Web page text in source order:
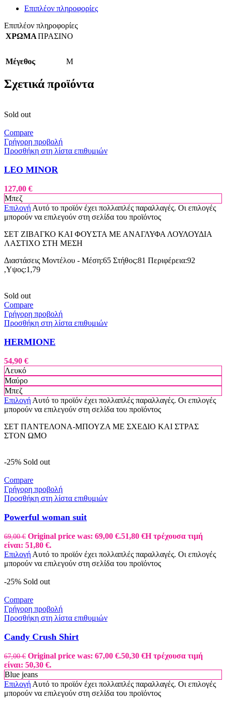
Επιπλέον πληροφορίες
Επιπλέον πληροφορίες
ΧΡΩΜΑΠΡΑΣΙΝΟ
Μέγεθος M
Σχετικά προϊόντα
Sold out
Compare
Γρήγορη προβολή
Προσθήκη στη λίστα επιθυμιών
LEO MINOR
127,00 €
Μπεζ
Επιλογή Αυτό το προϊόν έχει πολλαπλές παραλλαγές. Οι επιλογές
μπορούν να επιλεγούν στη σελίδα του προϊόντος
ΣΕΤ ΖΙΒΑΓΚΟ ΚΑΙ ΦΟΥΣΤΑ ΜΕ ΑΝΑΓΛΥΦΑ ΛΟΥΛΟΥΔΙΑ
ΛΑΣΤΙΧΟ ΣΤΗ ΜΕΣΗ
Διαστάσεις Μοντέλου - Μέση:65 Στήθος:81 Περιφέρεια:92
,Υψος:1,79
Sold out
Compare
Γρήγορη προβολή
Προσθήκη στη λίστα επιθυμιών
HERMIONE
54,90 €
Λευκό
Μαύρο
Μπεζ
Επιλογή Αυτό το προϊόν έχει πολλαπλές παραλλαγές. Οι επιλογές
μπορούν να επιλεγούν στη σελίδα του προϊόντος
ΣΕΤ ΠΑΝΤΕΛΟΝΑ-ΜΠΟΥΖΑ ΜΕ ΣΧΕΔΙΟ ΚΑΙ ΣΤΡΑΣ
ΣΤΟΝ ΩΜΟ
-25% Sold out
Compare
Γρήγορη προβολή
Προσθήκη στη λίστα επιθυμιών
Powerful woman suit
69,00€ Original price was: 69,00 €.51,80 €Η τρέχουσα τιμή
είναι: 51,80 €.
Επιλογή Αυτό το προϊόν έχει πολλαπλές παραλλαγές. Οι επιλογές
μπορούν να επιλεγούν στη σελίδα του προϊόντος
-25% Sold out
Compare
Γρήγορη προβολή
Προσθήκη στη λίστα επιθυμιών
Candy Crush Shirt
67,00€ Original price was: 67,00 €.50,30 €Η τρέχουσα τιμή
είναι: 50,30 €.
Blue jeans
Επιλογή Αυτό το προϊόν έχει πολλαπλές παραλλαγές. Οι επιλογές
μπορούν να επιλεγούν στη σελίδα του προϊόντος